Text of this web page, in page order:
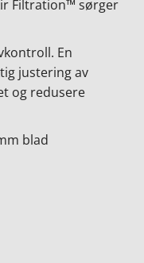
Filtration™ sørger
En
justering av
og redusere
blad